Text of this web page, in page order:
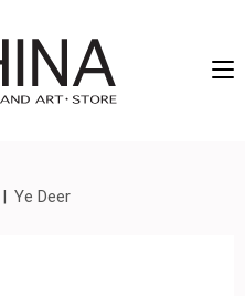
| Ye Deer